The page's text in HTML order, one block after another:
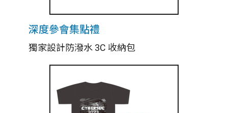
深度參會集點禮
獨家設計防潑水 3C 收納包